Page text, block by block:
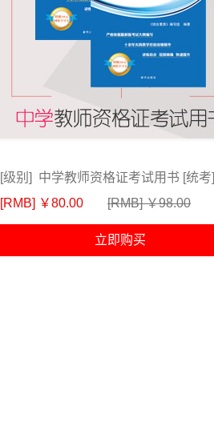
[级别] 中学教师资格证考试用书 [统考]
[RMB] ￥80.00
[RMB] ￥98.00
立即购买